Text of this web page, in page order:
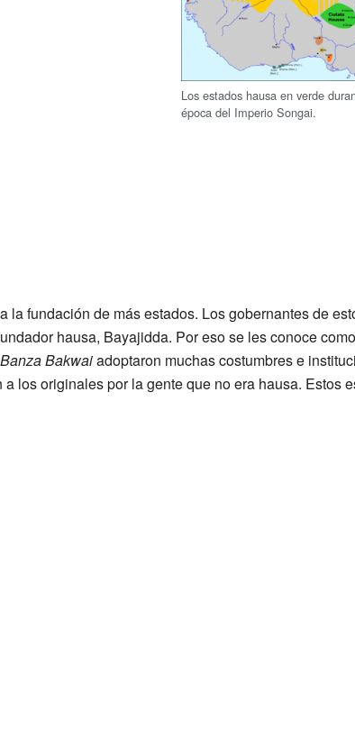
Los estados hausa en verde
época del Imperio Songai.
la fundación de más estados. Los gobernantes de
hausa, Bayajidda. Por eso se les conoce como
Banza Bakwaiadoptaron muchas costumbres e
los originales por la gente que no era hausa. Estos